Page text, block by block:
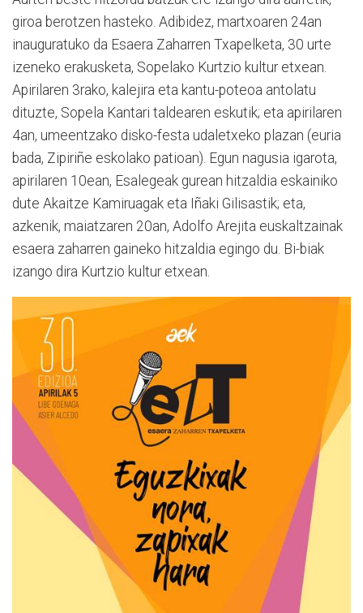
giroa berotzen hasteko. Adibidez, martxoaren 24an
inauguratuko da Esaera Zaharren Txapelketa, 30 urte
izeneko erakusketa, Sopelako Kurtzio kultur etxean.
Apirilaren 3rako, kalejira eta kantu-poteoa antolatu
dituzte, Sopela Kantari taldearen eskutik; eta apirilaren
4an, umeentzako disko-festa udaletxeko plazan (euria
bada, Zipiriñe eskolako patioan). Egun nagusia igarota,
apirilaren 10ean, Esalegeak gurean hitzaldia eskainiko
dute Akaitze Kamiruagak eta Iñaki Gilisastik; eta,
azkenik, maiatzaren 20an, Adolfo Arejita euskaltzainak
esaera zaharren gaineko hitzaldia egingo du. Bi-biak
izango dira Kurtzio kultur etxean.